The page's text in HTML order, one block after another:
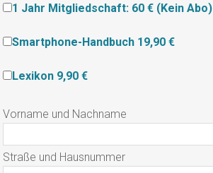
1 Jahr Mitgliedschaft: 60 € (Kein Abo)
Smartphone-Handbuch 19,90 €
Lexikon 9,90 €
Vorname und Nachname
Straße und Hausnummer